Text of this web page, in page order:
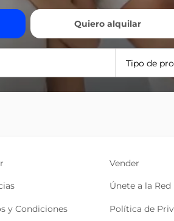
Quiero alquilar
Tipo de
Vender
Únete a la Red
y Condiciones Política de